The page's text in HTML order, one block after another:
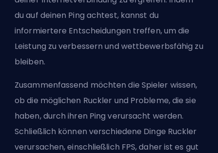
du auf deinen Ping achtest, kannst du
informiertere Entscheidungen treffen, um die
Leistung zu verbessern und wettbewerbsfähig zu
bleiben.
Zusammenfassend möchten die Spieler wissen,
ob die möglichen Ruckler und Probleme, die sie
haben, durch ihren Ping verursacht werden.
Schließlich können verschiedene Dinge Ruckler
verursachen,einschließlich FPS, daher ist es gut